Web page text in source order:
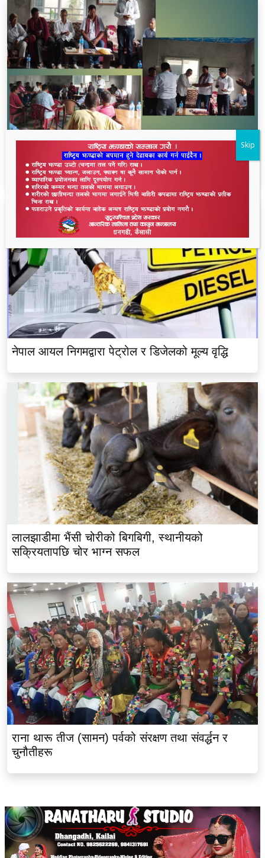
भीमदत्त नगर बरघर भलमन्सा समितिमा रामबहादुर चौधरी
चयन
नेपाल आयल निगमद्वारा पेट्रोल र डिजेलको मूल्य वृद्धि
लालझाडीमा भैंसी चोरीको बिगबिगी, स्थानीयको
सक्रियतापछि चोर भाग्न सफल
राना थारू तीज (सामन) पर्वको संरक्षण तथा संवर्द्धन र
चुनौतीहरू
Skip